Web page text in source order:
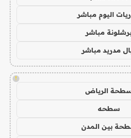
اليوم مباشر
مباشر
مدريد مباشر
!
الرياض
سطحه
بين المدن